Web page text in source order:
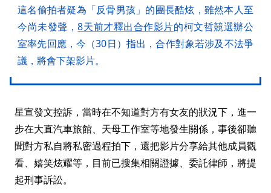
這名偷拍者疑為「反骨男孩」的團長酷炫，雖然本人至
今尚未發聲，8天前才釋出合作影片的柯文哲競選辦公
室率先回應，今（30日）指出，合作對象若涉及不法爭
議，將會下架影片。
星宣發文控訴，當時在不知道對方有女友的狀況下，進一
步在大直汽車旅館、天母工作室等地發生關係，事後卻聽
聞對方私自將私密過程拍下，還把影片分享給其他成員觀
看、嬉笑炫耀等，目前已搜集相關證據、委託律師，將提
起刑事訴訟。